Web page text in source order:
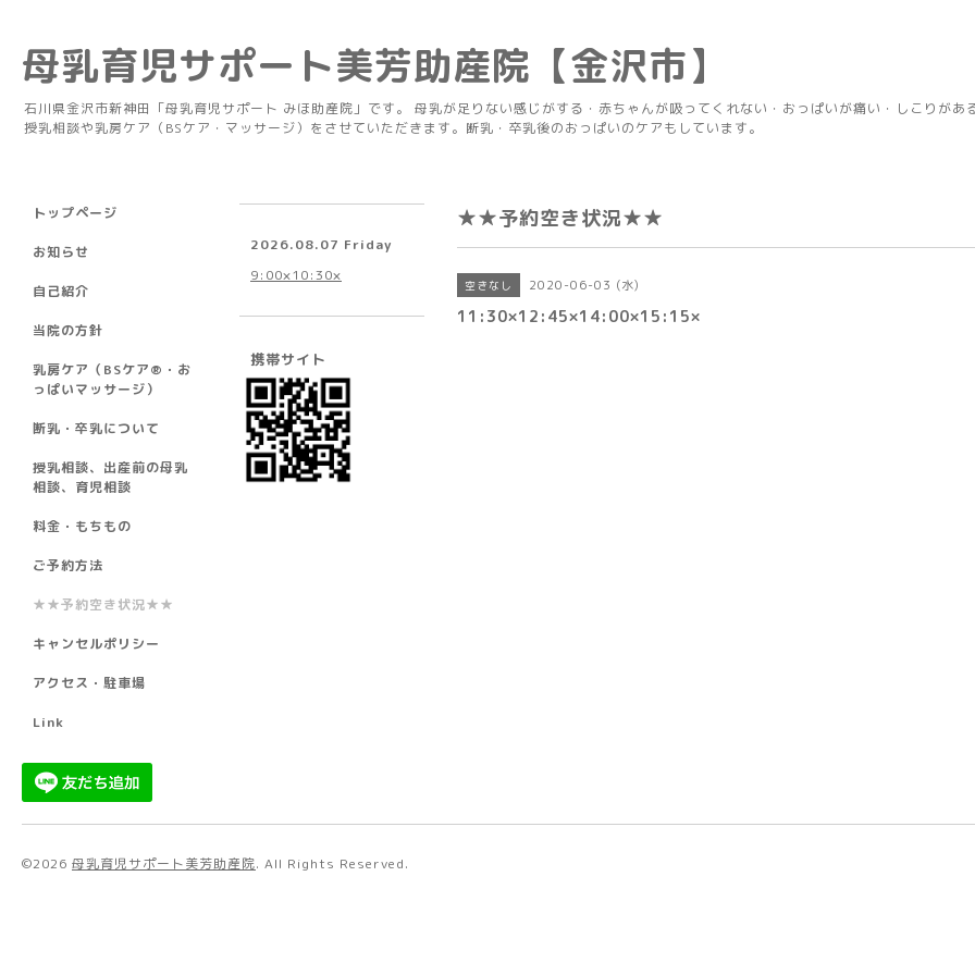
母乳育児サポート美芳助産院【金沢市】
石川県金沢市新神田「母乳育児サポート みほ助産院」です。 母乳が足りない感じがする・赤ちゃんが吸ってくれない・おっぱいが痛い・しこりがあ
授乳相談や乳房ケア（BSケア・マッサージ）をさせていただきます。断乳・卒乳後のおっぱいのケアもしています。
★★予約空き状況★★
空きなし 2020-06-03 (水)
11:30×12:45×14:00×15:15×
トップページ
お知らせ
自己紹介
当院の方針
乳房ケア（BSケア®︎・お
っぱいマッサージ）
断乳・卒乳について
授乳相談、出産前の母乳
相談、育児相談
料金・もちもの
ご予約方法
★★予約空き状況★★
キャンセルポリシー
アクセス・駐車場
Link
2026.08.07 Friday
9:00×10:30×
携帯サイト
©2026 母乳育児サポート美芳助産院. All Rights Reserved.